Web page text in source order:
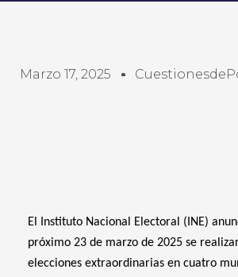
Marzo 17, 2025
El Instituto Nacional Electoral (INE)
próximo 23 de marzo de 2025 se
elecciones extraordinarias en cuatro